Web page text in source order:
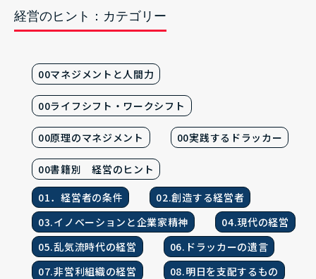
経営のヒント：カテゴリー
00マネジメントと人間力
00ライフシフト・ワークシフト
00原理のマネジメント 00実践するドラッカー
00書籍別 経営のヒント
01．経営者の条件
02.創造する経営者
03.イノベーションと企業家精神
04.現代の経営
05.乱気流時代の経営
06.ドラッカーの遺言
07.非営利組織の経営
08.明日を支配するもの